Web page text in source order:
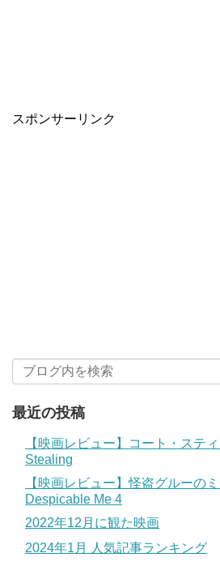
スポンサーリンク
最近の投稿
【映画レビュー】コート・ステ
Stealing
【映画レビュー】怪盗グルーの
Despicable Me 4
2022年12月に観た映画
2024年1月 人気記事ランキング